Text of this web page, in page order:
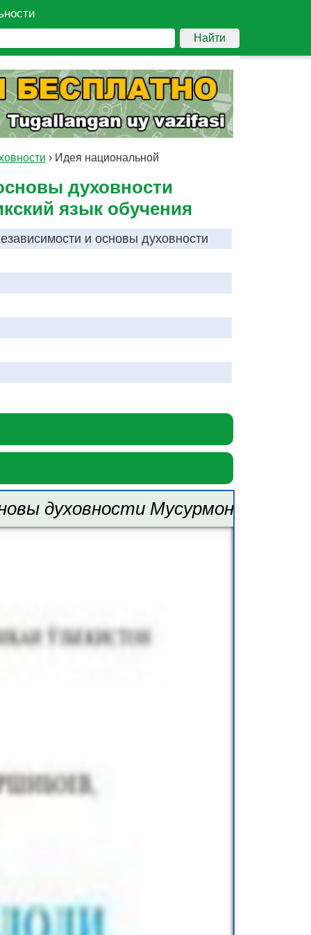
Найти
› Идея национальной
духовности
язык обучения
и основы духовности
духовности Мусурмонова О. 9